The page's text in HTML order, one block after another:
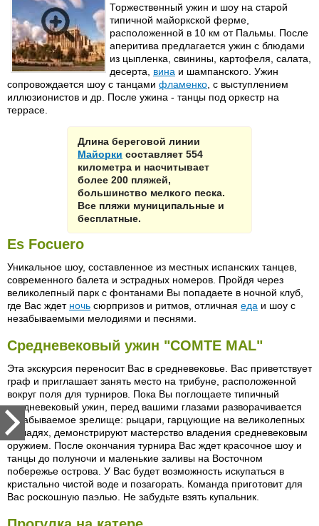
Торжественный ужин и шоу на старой
типичной майоркской ферме,
расположенной в 10 км от Пальмы. После
аперитива предлагается ужин с блюдами
из цыпленка, свинины, картофеля, салата,
десерта, вина и шампанского. Ужин
сопровождается шоу с танцами фламенко , с выступлением
иллюзионистов и др. После ужина - танцы под оркестр на
террасе.
Длина береговой линии
Майорки составляет 554
километра и насчитывает
более 200 пляжей,
большинство мелкого песка.
Все пляжи муниципальные и
бесплатные.
Es Focuero
Уникальное шоу, составленное из местных испанских танцев,
современного балета и эстрадных номеров. Пройдя через
великолепный парк с фонтанами Вы попадаете в ночной клуб,
где Вас ждет ночь сюрпризов и ритмов, отличная еда и шоу с
незабываемыми мелодиями и песнями.
Средневековый ужин "СОМТЕ MAL"
Эта экскурсия переносит Вас в средневековье. Вас приветствует
граф и приглашает занять место на трибуне, расположенной
вокруг поля для турниров. Пока Вы поглощаете типичный
средневековый ужин, перед вашими глазами разворачивается
незабываемое зрелище: рыцари, гарцующие на великолепных
лошадях, демонстрируют мастерство владения средневековым
оружием. После окончания турнира Вас ждет красочное шоу и
танцы до полуночи и маленькие заливы на Восточном
побережье острова. У Вас будет возможность искупаться в
кристально чистой воде и позагорать. Команда приготовит для
Вас роскошную паэлью. Не забудьте взять купальник.